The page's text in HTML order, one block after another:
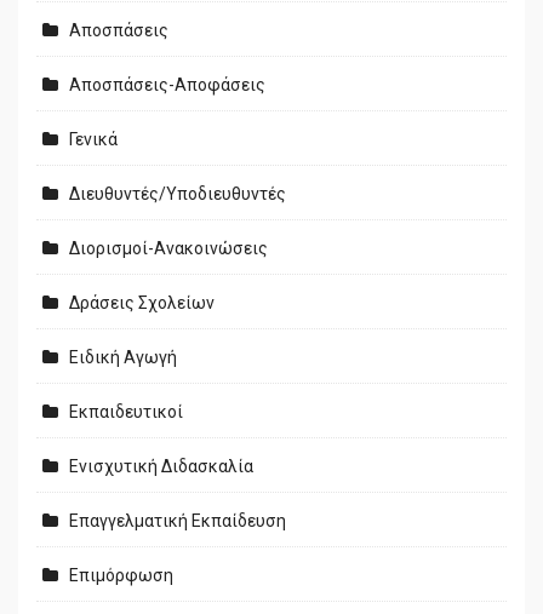
Αποσπάσεις
Αποσπάσεις-Αποφάσεις
Γενικά
Διευθυντές/Υποδιευθυντές
Διορισμοί-Ανακοινώσεις
Δράσεις Σχολείων
Ειδική Αγωγή
Εκπαιδευτικοί
Ενισχυτική Διδασκαλία
Επαγγελματική Εκπαίδευση
Επιμόρφωση